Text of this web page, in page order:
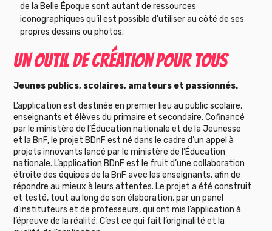
de la Belle Époque sont autant de ressources
iconographiques qu’il est possible d'utiliser au côté de ses
propres dessins ou photos.
UN OUTIL DE CRÉATION POUR TOUS
Jeunes publics, scolaires, amateurs et passionnés.
L’application est destinée en premier lieu au public scolaire,
enseignants et élèves du primaire et secondaire. Cofinancé
par le ministère de l’Éducation nationale et de la Jeunesse
et la BnF, le projet BDnF est né dans le cadre d’un appel à
projets innovants lancé par le ministère de l’Éducation
nationale. L’application BDnF est le fruit d’une collaboration
étroite des équipes de la BnF avec les enseignants, afin de
répondre au mieux à leurs attentes. Le projet a été construit
et testé, tout au long de son élaboration, par un panel
d’instituteurs et de professeurs, qui ont mis l’application à
l’épreuve de la réalité. C’est ce qui fait l’originalité et la